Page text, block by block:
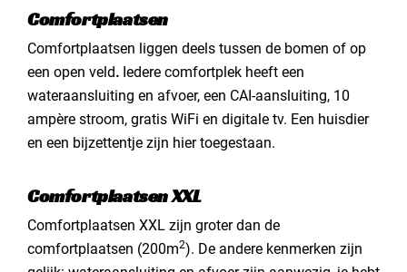
Comfortplaatsen
Comfortplaatsen liggen deels tussen de bomen of op
een open veld. Iedere comfortplek heeft een
wateraansluiting en afvoer, een CAI-aansluiting, 10
ampère stroom, gratis WiFi en digitale tv. Een huisdier
en een bijzettentje zijn hier toegestaan.
Comfortplaatsen XXL
Comfortplaatsen XXL zijn groter dan de
comfortplaatsen (200m2). De andere kenmerken zijn